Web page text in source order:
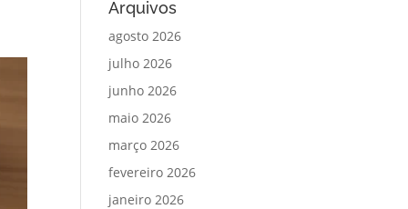
Arquivos
agosto 2026
julho 2026
junho 2026
maio 2026
março 2026
fevereiro 2026
janeiro 2026